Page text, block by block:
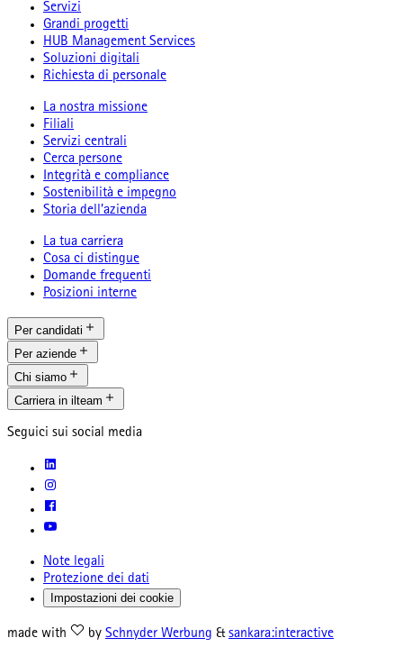
Servizi
Grandi progetti
HUB Management Services
Soluzioni digitali
Richiesta di personale
La nostra missione
Filiali
Servizi centrali
Cerca persone
Integrità e compliance
Sostenibilità e impegno
Storia dell’azienda
La tua carriera
Cosa ci distingue
Domande frequenti
Posizioni interne
Per candidati
Per aziende
Chi siamo
Carriera in ilteam
Seguici sui social media
Note legali
Protezione dei dati
Impostazioni dei cookie
made with by Schnyder Werbung & sankara:interactive